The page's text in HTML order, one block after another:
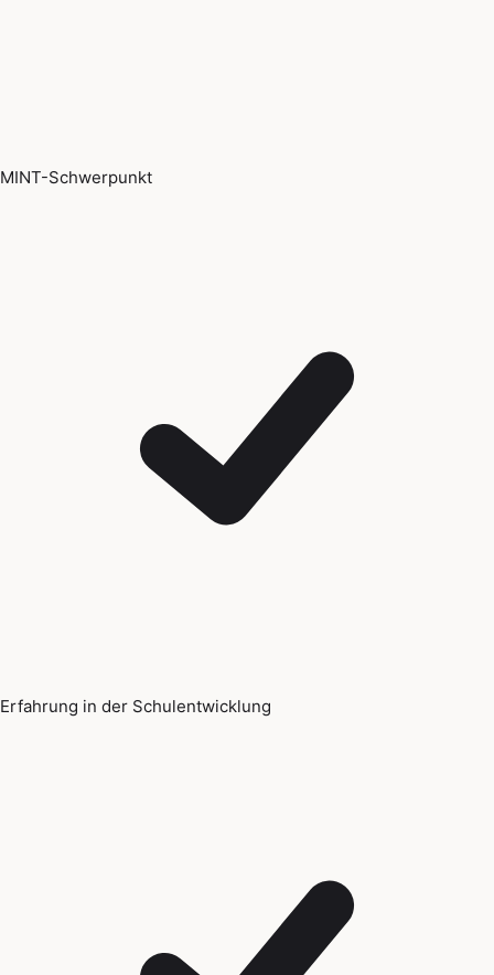
MINT-Schwerpunkt
Erfahrung in der Schulentwicklung